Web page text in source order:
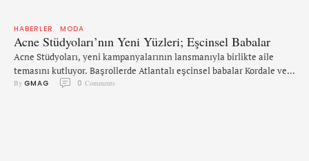
HABERLER MODA
Acne Stüdyoları’nın Yeni Yüzleri; Eşcinsel Babalar
Acne Stüdyoları, yeni kampanyalarının lansmanıyla birlikte aile
temasını kutluyor. Başrollerde Atlantalı eşcinsel babalar Kordale ve
Kaleb, hemen yanlarında ise çiftin dört çocuğu, Desmiray (10),
By GMAG 0 Comments